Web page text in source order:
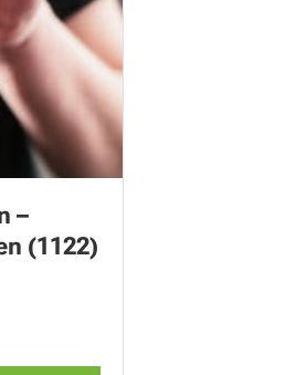
–
(1122)